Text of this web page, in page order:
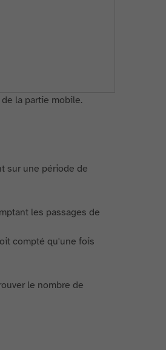
la partie mobile.
sur une période de
les passages de
compté qu'une fois
le nombre de